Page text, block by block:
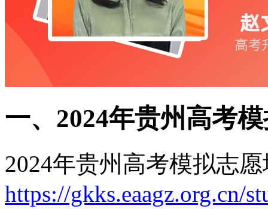
一、2024年贵州高考
2024年贵州高考模拟志
https://gkks.eaagz.org.cn/